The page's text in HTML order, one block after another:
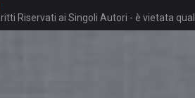
Riservati ai Singoli Autori - è vietata